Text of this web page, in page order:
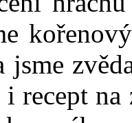
jsme
recept